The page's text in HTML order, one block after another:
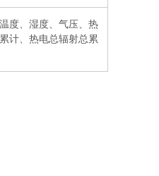
度、湿度、气压、热
计、热电总辐射总累